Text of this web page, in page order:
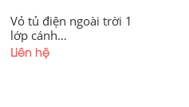
Quảng Ninh
Vỏ tủ điện ngoài trời 1
lớp cánh
400x300x200x1,2mm
sơn tĩnh điện có hèm
Liên hệ